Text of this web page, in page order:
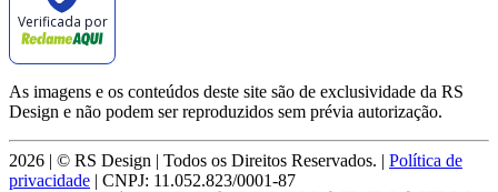
Verificada por
As imagens e os conteúdos deste site são de exclusividade da RS
Design e não podem ser reproduzidos sem prévia autorização.
2026 | © RS Design | Todos os Direitos Reservados. | Política de
privacidade | CNPJ: 11.052.823/0001-87